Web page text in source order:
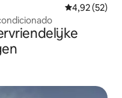
Gemiddelde
4,92 (52)